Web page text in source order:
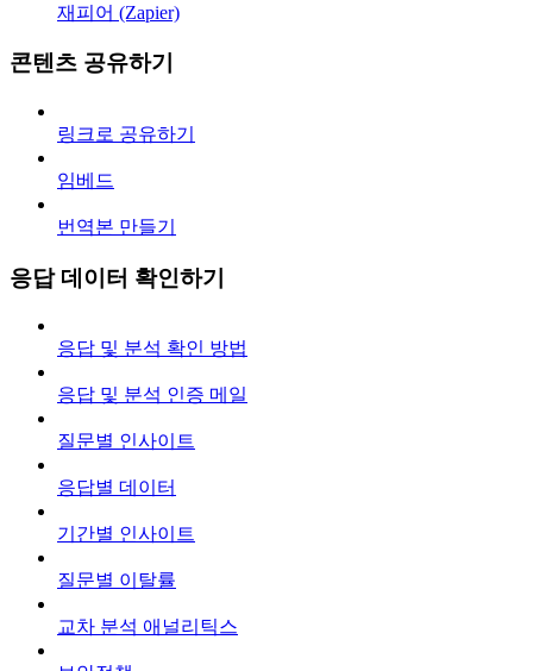
재피어 (Zapier)
콘텐츠 공유하기
링크로 공유하기
임베드
번역본 만들기
응답 데이터 확인하기
응답 및 분석 확인 방법
응답 및 분석 인증 메일
질문별 인사이트
응답별 데이터
기간별 인사이트
질문별 이탈률
교차 분석 애널리틱스